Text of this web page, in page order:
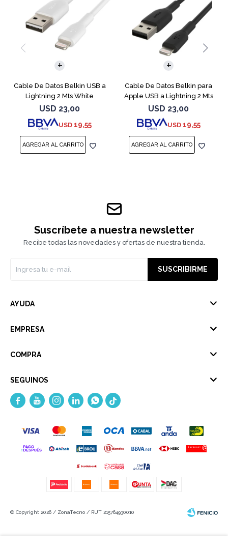
Cable De Datos Belkin USB a
Lightning 2 Mts White
USD 23,00
USD 19,55
Cable De Datos Belkin para
Apple USB a Lightning 2 Mts
Black
USD 23,00
USD 19,55
Suscríbete a nuestra newsletter
Recibe todas las novedades y ofertas de nuestra tienda.
SUSCRIBIRME
AYUDA
EMPRESA
COMPRA
SEGUINOS
    
© Copyright 2026 / ZonaTecno / RUT 215764930010